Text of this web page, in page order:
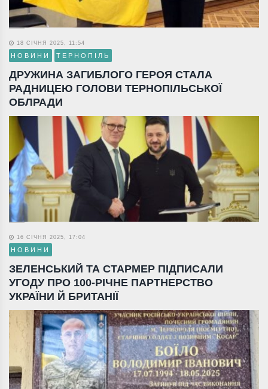
18 СІЧНЯ 2025, 11:54
НОВИНИ ТЕРНОПІЛЬ
ДРУЖИНА ЗАГИБЛОГО ГЕРОЯ СТАЛА
РАДНИЦЕЮ ГОЛОВИ ТЕРНОПІЛЬСЬКОЇ
ОБЛРАДИ
16 СІЧНЯ 2025, 17:04
НОВИНИ
ЗЕЛЕНСЬКИЙ ТА СТАРМЕР ПІДПИСАЛИ
УГОДУ ПРО 100-РІЧНЕ ПАРТНЕРСТВО
УКРАЇНИ Й БРИТАНІЇ